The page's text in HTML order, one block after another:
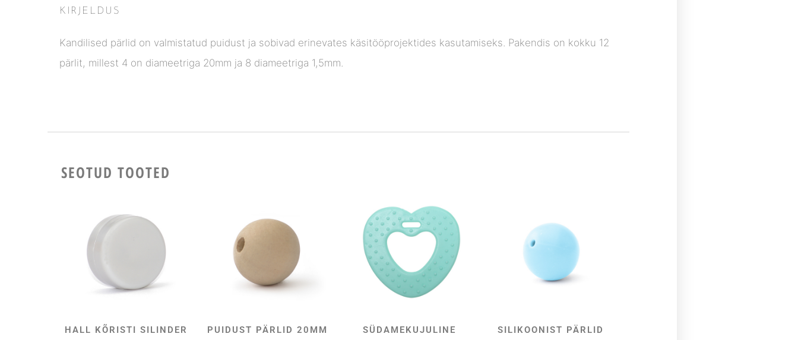
KIRJELDUS
Kandilised pärlid on valmistatud puidust ja sobivad erinevates käsitööprojektides kasutamiseks. Pakendis on kokku 12
pärlit, millest 4 on diameetriga 20mm ja 8 diameetriga 1,5mm.
SEOTUD TOOTED
LISA KORVI
HALL KÕRISTI SILINDER LISA KORVI
PUIDUST PÄRLID 20MM VALI
SÜDAMEKUJULINE
VALI
SILIKOONIST PÄRLID